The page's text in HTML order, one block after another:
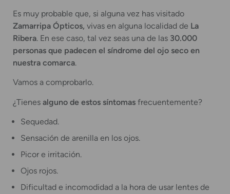
Es muy probable que, si alguna vez has visitado
Zamarripa Ópticos, vivas en alguna localidad de La
Ribera. En ese caso, tal vez seas una de las 30.000
personas que padecen el síndrome del ojo seco en
nuestra comarca.
Vamos a comprobarlo.
¿Tienes alguno de estos síntomas frecuentemente?
Sequedad.
Sensación de arenilla en los ojos.
Picor e irritación.
Ojos rojos.
Dificultad e incomodidad a la hora de usar lentes de